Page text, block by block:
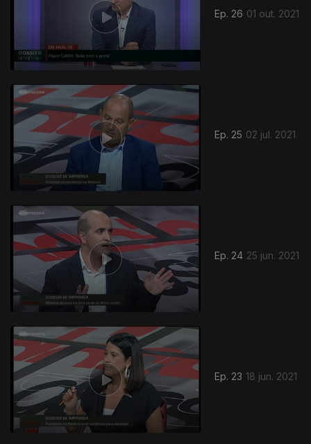
Ep. 26 01 out. 2021
Ep. 25 02 jul. 2021
Ep. 24 25 jun. 2021
554022
Ep. 23 18 jun. 2021